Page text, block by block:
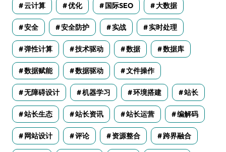
云计算 优化 国际SEO 大数据
安全 安全防护 实战 实时处理
弹性计算 技术驱动 数据 数据库
数据赋能 数据驱动 文件操作
无障碍设计 机器学习 环境搭建 站长
站长生态 站长资讯 站长运营 编解码
网站设计 评论 资源整合 跨界融合